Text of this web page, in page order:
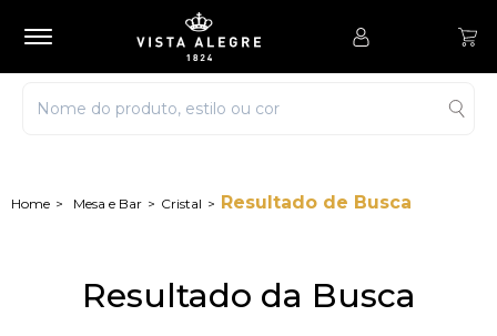
Mesa e Bar Cristal Resultado de Busca
Resultado da Busca